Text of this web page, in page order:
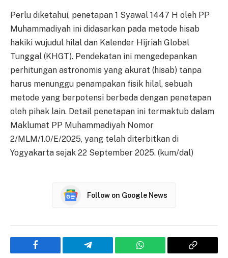
Perlu diketahui, penetapan 1 Syawal 1447 H oleh PP
Muhammadiyah ini didasarkan pada metode hisab
hakiki wujudul hilal dan Kalender Hijriah Global
Tunggal (KHGT). Pendekatan ini mengedepankan
perhitungan astronomis yang akurat (hisab) tanpa
harus menunggu penampakan fisik hilal, sebuah
metode yang berpotensi berbeda dengan penetapan
oleh pihak lain. Detail penetapan ini termaktub dalam
Maklumat PP Muhammadiyah Nomor
2/MLM/1.0/E/2025, yang telah diterbitkan di
Yogyakarta sejak 22 September 2025. (kum/dal)
Follow on Google News
Facebook Telegram WhatsApp Copy